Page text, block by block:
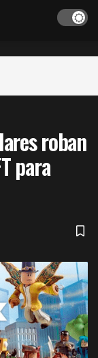
roban
para